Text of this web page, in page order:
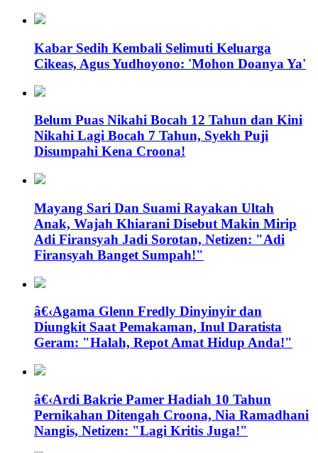
Kabar Sedih Kembali Selimuti Keluarga
Cikeas, Agus Yudhoyono: 'Mohon Doanya Ya'
Belum Puas Nikahi Bocah 12 Tahun dan Kini
Nikahi Lagi Bocah 7 Tahun, Syekh Puji
Disumpahi Kena Croona!
Mayang Sari Dan Suami Rayakan Ultah
Anak, Wajah Khiarani Disebut Makin Mirip
Adi Firansyah Jadi Sorotan, Netizen: "Adi
Firansyah Banget Sumpah!"
â€‹Agama Glenn Fredly Dinyinyir dan
Diungkit Saat Pemakaman, Inul Daratista
Geram: "Halah, Repot Amat Hidup Anda!"
â€‹Ardi Bakrie Pamer Hadiah 10 Tahun
Pernikahan Ditengah Croona, Nia Ramadhani
Nangis, Netizen: "Lagi Kritis Juga!"